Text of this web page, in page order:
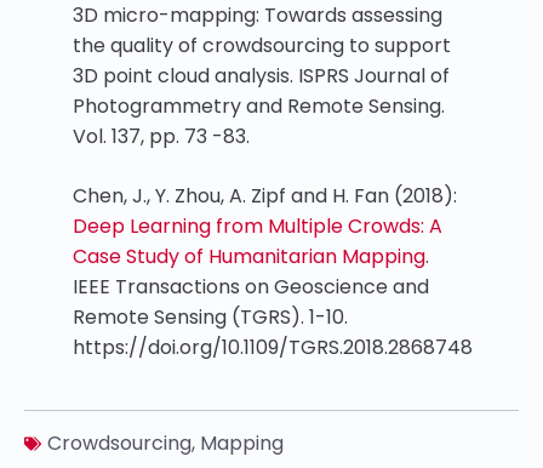
3D micro-mapping: Towards assessing
the quality of crowdsourcing to support
3D point cloud analysis. ISPRS Journal of
Photogrammetry and Remote Sensing.
Vol. 137, pp. 73 -83.
Chen, J., Y. Zhou, A. Zipf and H. Fan (2018):
Deep Learning from Multiple Crowds: A
Case Study of Humanitarian Mapping.
IEEE Transactions on Geoscience and
Remote Sensing (TGRS). 1-10.
https://doi.org/10.1109/TGRS.2018.2868748
Crowdsourcing, Mapping